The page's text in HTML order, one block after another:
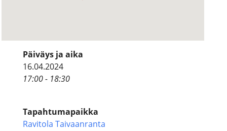
Päiväys ja aika
16.04.2024
17:00 - 18:30
Tapahtumapaikka
Ravitola Taivaanranta